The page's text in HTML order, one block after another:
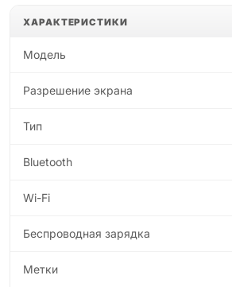
ХАРАКТЕРИСТИКИ
Модель
Разрешение экрана
Тип
Bluetooth
Wi-Fi
Беспроводная зарядка
Метки